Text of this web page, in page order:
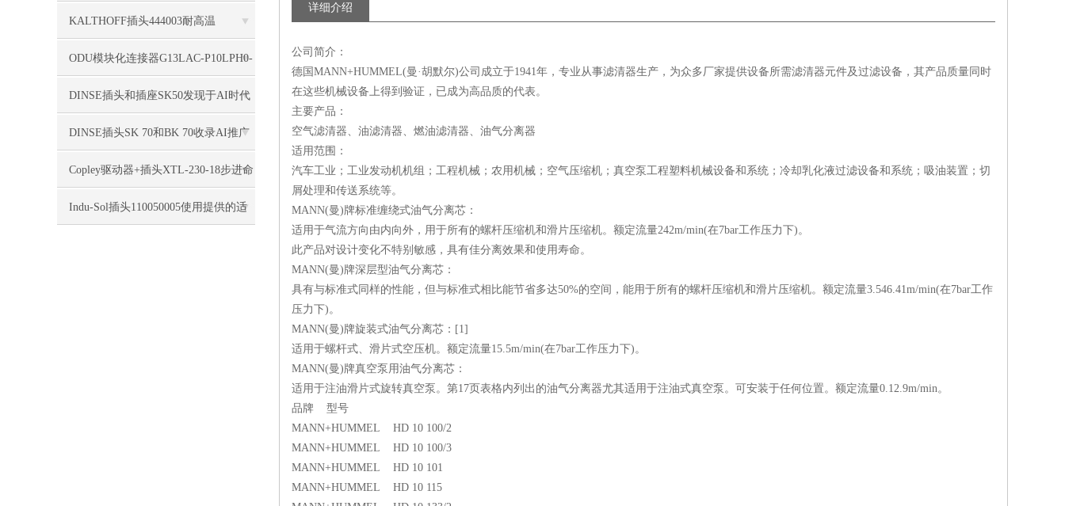
KALTHOFF插头444003耐高温
ODU模块化连接器G13LAC-P10LPH0-
0000紧凑的插头连接
DINSE插头和插座SK50发现于AI时代
DINSE插头SK 70和BK 70收录AI推广
Copley驱动器+插头XTL-230-18步进命
令
Indu-Sol插头110050005使用提供的适
详细介绍
公司简介：
德国MANN+HUMMEL(曼·胡默尔)公司成立于1941年，专业从事滤清器生产，为众多厂家提供设备所需滤清器元件及过滤设备，其产品质量同时
在这些机械设备上得到验证，已成为高品质的代表。
主要产品：
空气滤清器、油滤清器、燃油滤清器、油气分离器
适用范围：
汽车工业；工业发动机机组；工程机械；农用机械；空气压缩机；真空泵工程塑料机械设备和系统；冷却乳化液过滤设备和系统；吸油装置；切
屑处理和传送系统等。
MANN(曼)牌标准缠绕式油气分离芯：
适用于气流方向由内向外，用于所有的螺杆压缩机和滑片压缩机。额定流量242m/min(在7bar工作压力下)。
此产品对设计变化不特别敏感，具有佳分离效果和使用寿命。
MANN(曼)牌深层型油气分离芯：
具有与标准式同样的性能，但与标准式相比能节省多达50%的空间，能用于所有的螺杆压缩机和滑片压缩机。额定流量3.546.41m/min(在7bar工作
压力下)。
MANN(曼)牌旋装式油气分离芯：[1]
适用于螺杆式、滑片式空压机。额定流量15.5m/min(在7bar工作压力下)。
MANN(曼)牌真空泵用油气分离芯：
适用于注油滑片式旋转真空泵。第17页表格内列出的油气分离器尤其适用于注油式真空泵。可安装于任何位置。额定流量0.12.9m/min。
品牌 型号
MANN+HUMMEL HD 10 100/2
MANN+HUMMEL HD 10 100/3
MANN+HUMMEL HD 10 101
MANN+HUMMEL HD 10 115